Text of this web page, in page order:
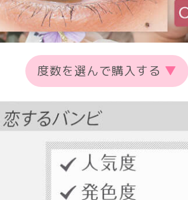
度数を選んで購入する ▼